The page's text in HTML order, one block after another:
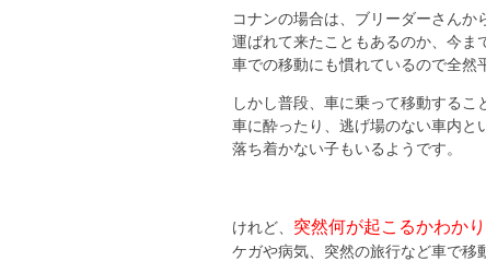
コナンの場合は、ブリーダーさんか
運ばれて来たこともあるのか、今ま
車での移動にも慣れているので全然
しかし普段、車に乗って移動するこ
車に酔ったり、逃げ場のない車内と
落ち着かない子もいるようです。
けれど、 突然何が起こるかわかり
ケガや病気、突然の旅行など車で移